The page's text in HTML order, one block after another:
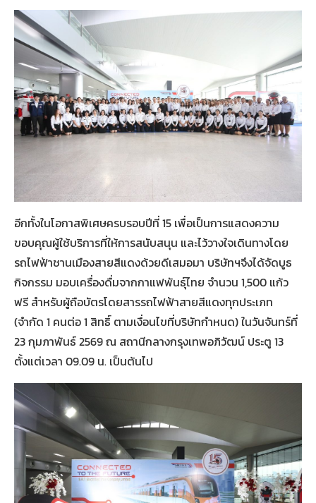
อีกทั้งในโอกาสพิเศษครบรอบปีที่ 15 เพื่อเป็นการแสดงความ
ขอบคุณผู้ใช้บริการที่ให้การสนับสนุน และไว้วางใจเดินทางโดย
รถไฟฟ้าชานเมืองสายสีแดงด้วยดีเสมอมา บริษัทฯจึงได้จัดบูธ
กิจกรรม มอบเครื่องดื่มจากกาแฟพันธุ์ไทย จำนวน 1,500 แก้ว
ฟรี สำหรับผู้ถือบัตรโดยสารรถไฟฟ้าสายสีแดงทุกประเภท
(จำกัด 1 คนต่อ 1 สิทธิ์ ตามเงื่อนไขที่บริษัทกำหนด) ในวันจันทร์ที่
23 กุมภาพันธ์ 2569 ณ สถานีกลางกรุงเทพอภิวัฒน์ ประตู 13
ตั้งแต่เวลา 09.09 น. เป็นต้นไป